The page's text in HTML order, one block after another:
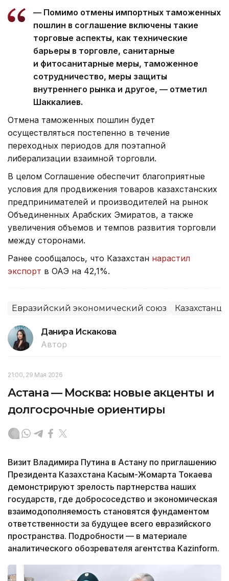
— Помимо отмены импортных таможенных
пошлин в соглашение включены такие
торговые аспекты, как технические
барьеры в торговле, санитарные
и фитосанитарные меры, таможенное
сотрудничество, меры защиты
внутреннего рынка и другое, — отметил
Шаккалиев.
Отмена таможенных пошлин будет
осуществляться постепенно в течение
переходных периодов для поэтапной
либерализации взаимной торговли.
В целом Соглашение обеспечит благоприятные
условия для продвижения товаров казахстанских
предпринимателей и производителей на рынок
Объединенных Арабских Эмиратов, а также
увеличения объемов и темпов развития торговли
между сторонами.
Ранее сообщалось, что Казахстан нарастил
экспорт в ОАЭ на 42,1%.
Евразийский экономический союз Казахстанцы
Данира Искакова
Автор
21:00, 29 Мая 2026
Астана — Москва: новые акценты и
долгосрочные ориентиры
Визит Владимира Путина в Астану по приглашению
Президента Казахстана Касым-Жомарта Токаева
демонстрируют зрелость партнерства наших
государств, где добрососедство и экономическая
взаимодополняемость становятся фундаментом
ответственности за будущее всего евразийского
пространства. Подробности — в материале
аналитического обозревателя агентства Kazinform.